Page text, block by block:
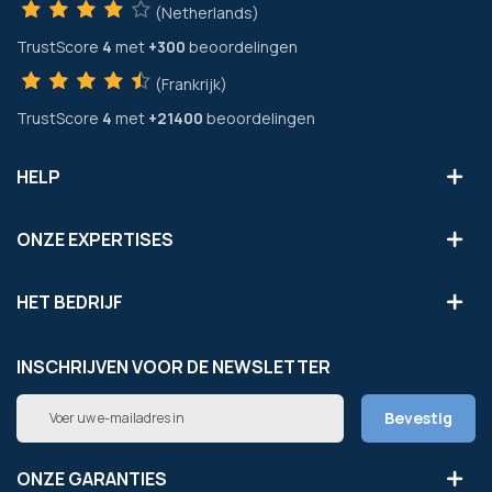
(Netherlands)
TrustScore 4 met +300 beoordelingen
(Frankrijk)
TrustScore 4 met +21400 beoordelingen
HELP
ONZE EXPERTISES
HET BEDRIJF
INSCHRIJVEN VOOR DE NEWSLETTER
Abonneer
op
onze
Bevestig
ONZE GARANTIES